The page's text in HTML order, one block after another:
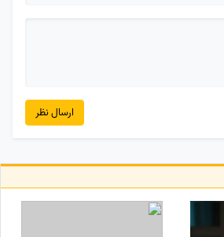
ارسال نظر